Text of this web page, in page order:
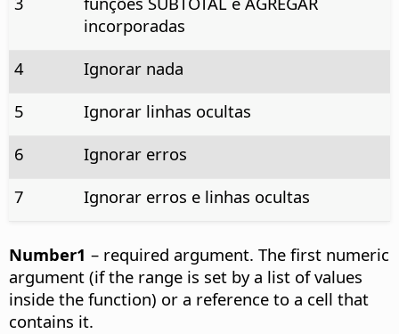
incorporadas
4
Ignorar nada
5
Ignorar linhas ocultas
6
Ignorar erros
7
Ignorar erros e linhas ocultas
Number1 – required argument. The first numeric
argument (if the range is set by a list of values
inside the function) or a reference to a cell that
contains it.